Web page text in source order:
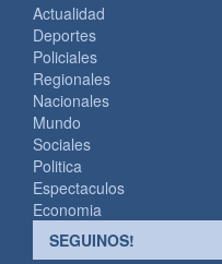
Actualidad
Deportes
Policiales
Regionales
Nacionales
Mundo
Sociales
Politica
Espectaculos
Economia
SEGUINOS!